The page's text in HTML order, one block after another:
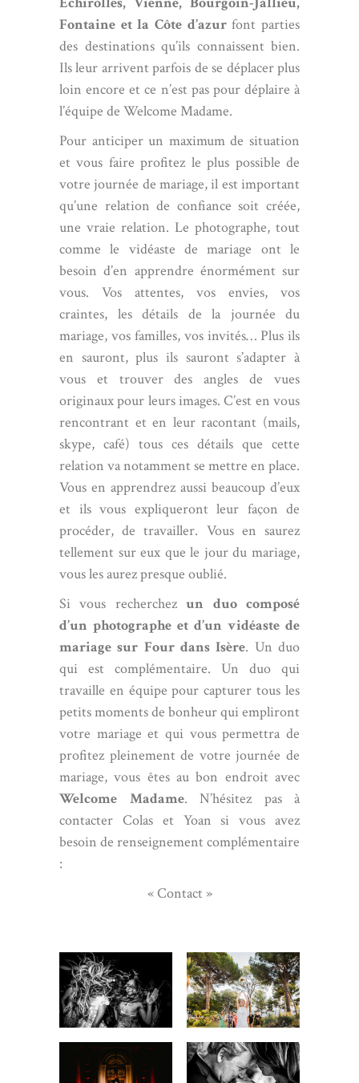
Fontaine et la Côte d’azurfont parties
des destinations qu’ils connaissent bien.
Ils leur arrivent parfois de se déplacer plus
loin encore et ce n’est pas pour déplaire à
l’équipe de Welcome Madame.
Pour anticiper un maximum de situation
et vous faire profitez le plus possible de
votre journée de mariage, il est important
qu’une relation de confiance soit créée,
une vraie relation. Le photographe, tout
comme le vidéaste de mariage ont le
besoin d’en apprendre énormément sur
vous. Vos attentes, vos envies, vos
craintes, les détails de la journée du
mariage, vos familles, vos invités… Plus ils
en sauront, plus ils sauront s’adapter à
vous et trouver des angles de vues
originaux pour leurs images. C’est en vous
rencontrant et en leur racontant (mails,
skype, café) tous ces détails que cette
relation va notamment se mettre en place.
Vous en apprendrez aussi beaucoup d’eux
et ils vous expliqueront leur façon de
procéder, de travailler. Vous en saurez
tellement sur eux que le jour du mariage,
vous les aurez presque oublié.
Si vous recherchezun duo composé
d’un photographe et d’un vidéaste de
mariage sur Four dans Isère. Un duo
qui est complémentaire. Un duo qui
travaille en équipe pour capturer tous les
petits moments de bonheur qui empliront
votre mariage et qui vous permettra de
profitez pleinement de votre journée de
mariage, vous êtes au bon endroit avec
Welcome Madame. N’hésitez pas à
contacter Colas et Yoan si vous avez
besoin de renseignement complémentaire
:
« Contact »